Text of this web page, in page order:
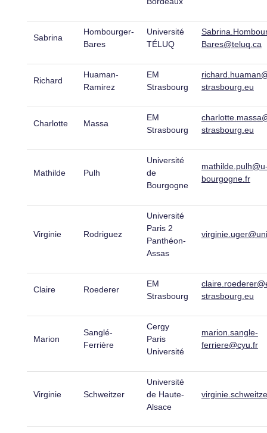
Sabrina
Hombourger-
Bares
Université
TÉLUQ
Bares@teluq.ca
Richard
Huaman-
Ramirez
EM
Strasbourg
strasbourg.eu
Charlotte Massa
EM
Strasbourg
strasbourg.eu
Mathilde Pulh
Université
de
Bourgogne
bourgogne.fr
Virginie Rodriguez
Université
Paris 2
Panthéon-
Assas
Claire Roederer
EM
Strasbourg
strasbourg.eu
Marion
Sanglé-
Ferrière
Cergy
Paris
Université
marion.sangle-
ferriere@cyu.fr
Virginie Schweitzer
Université
de Haute-
Alsace